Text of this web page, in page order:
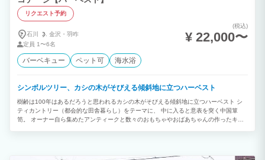
リクエスト予約
石川 金沢・ 羽咋
定員 1〜6名
(税込)
¥ 22,000〜
バーベキュー ペット可 海水浴
シンボルツリー、カシの木がそびえる傾斜地に立つハーベスト
樹齢は100年はあるだろうと思われるカシの木がそびえる傾斜地に立つハーベスト シ
ティカントリー（都会的な田舎暮らし）をテーマに、 中に入ると意表を突く中国箪
笥。 オーナー自ら集めたアンティークと数々のおもちゃやおばあちゃんの作ったキル
ろん家族同然のペットも OK。 時を忘れ、ゆっくりのんびりラグジュアリーな空間を